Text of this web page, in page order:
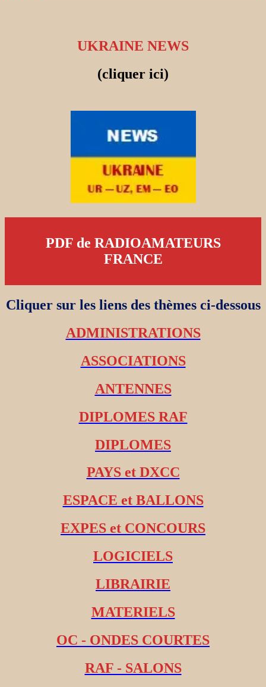
UKRAINE NEWS
(cliquer ici)
PDF de RADIOAMATEURS
FRANCE
Cliquer sur les liens des thèmes ci-dessous
ADMINISTRATIONS
ASSOCIATIONS
ANTENNES
DIPLOMES RAF
DIPLOMES
PAYS et DXCC
ESPACE et BALLONS
EXPES et CONCOURS
LOGICIELS
LIBRAIRIE
MATERIELS
OC - ONDES COURTES
RAF - SALONS